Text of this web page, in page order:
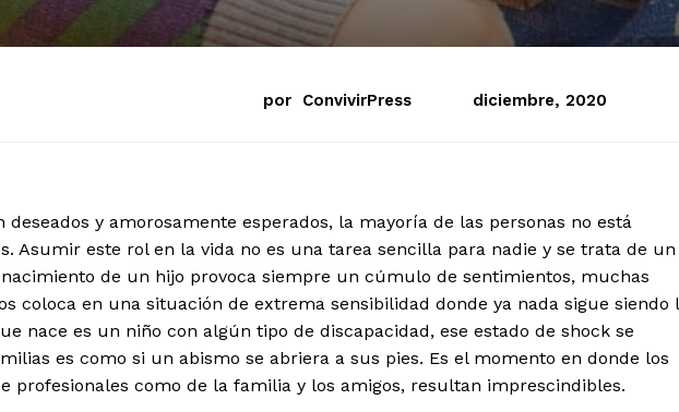
por ConvivirPress diciembre, 2020
deseados y amorosamente esperados, la mayoría de las personas no está
Asumir este rol en la vida no es una tarea sencilla para nadie y se trata de un
de un hijo provoca siempre un cúmulo de sentimientos, muchas
coloca en una situación de extrema sensibilidad donde ya nada sigue siendo
nace es un niño con algún tipo de discapacidad, ese estado de shock se
es como si un abismo se abriera a sus pies. Es el momento en donde los
profesionales como de la familia y los amigos, resultan imprescindibles.